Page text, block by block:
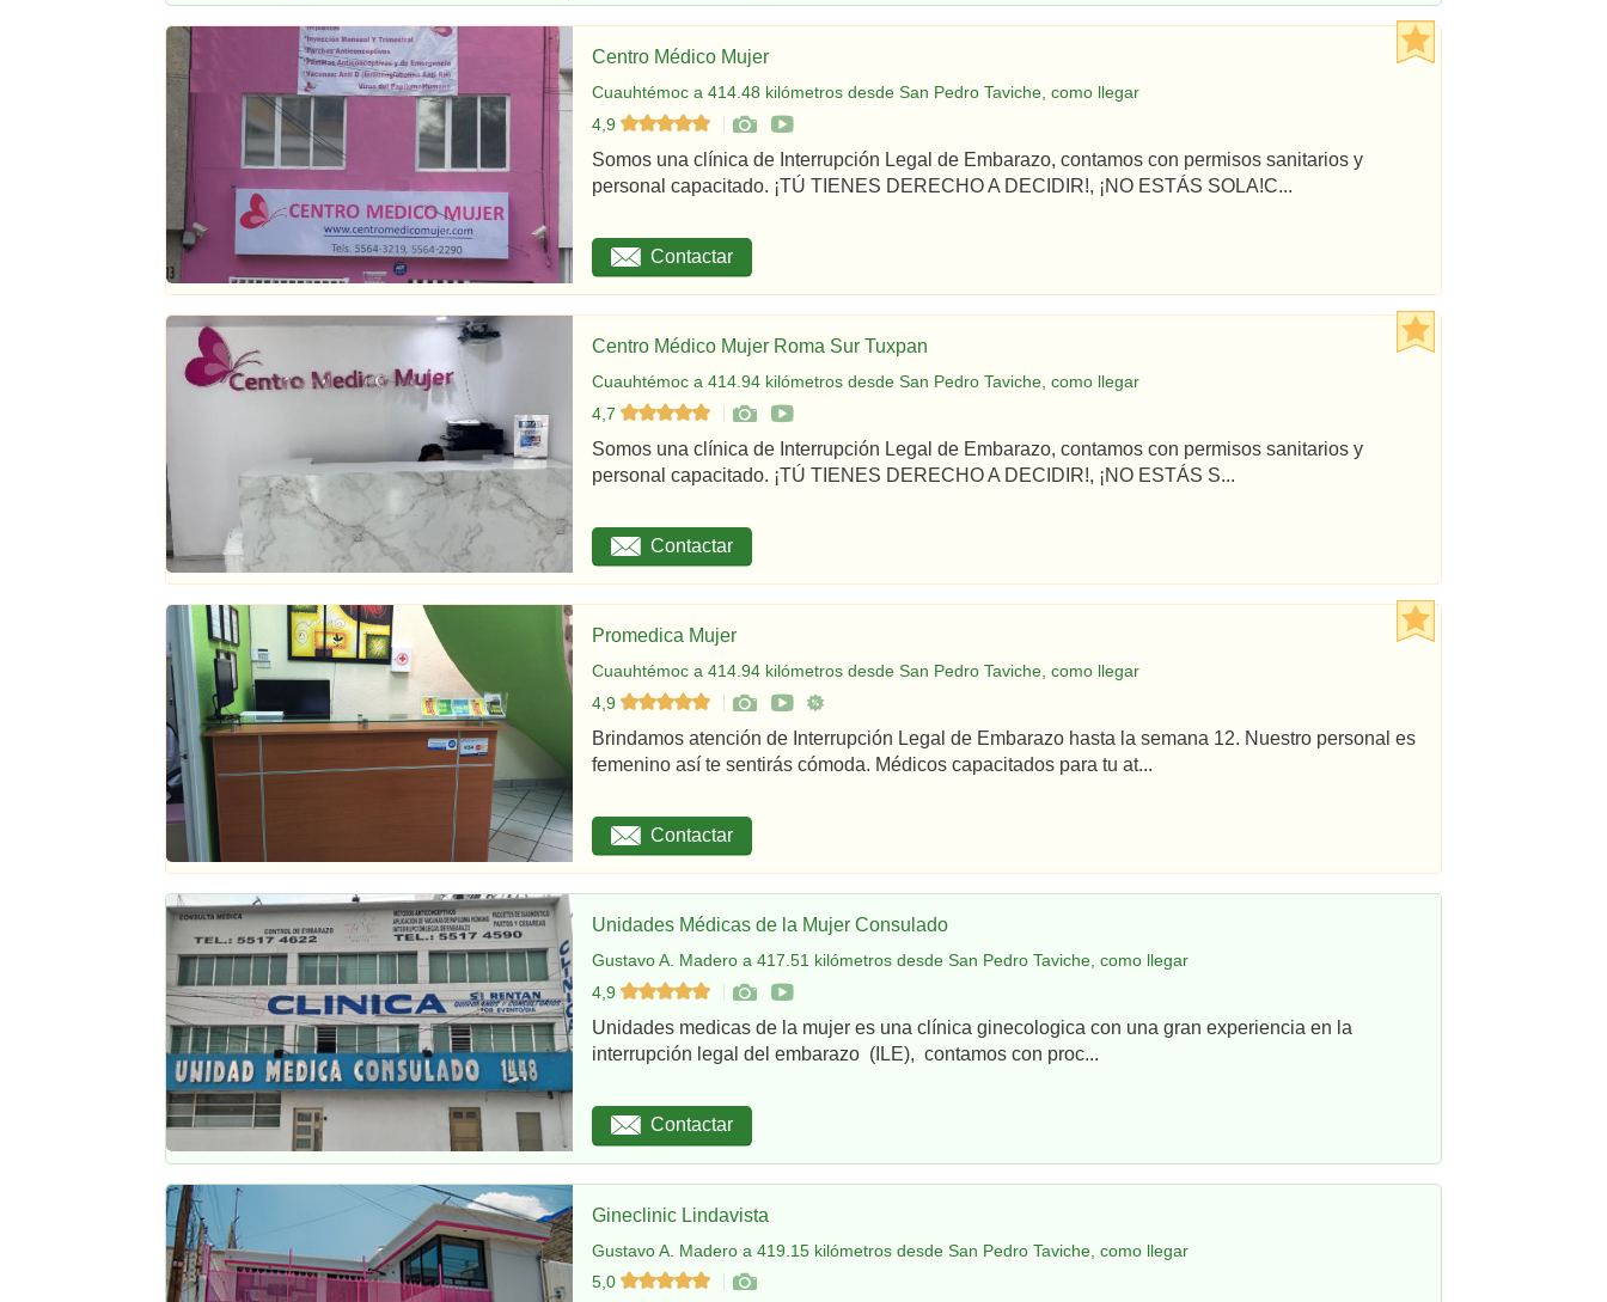
Centro Médico Mujer
Cuauhtémoc a 414.48 kilómetros desde San Pedro Taviche, como llegar
4,9
Somos una clínica de Interrupción Legal de Embarazo, contamos con permisos sanitarios y
personal capacitado. ¡TÚ TIENES DERECHO A DECIDIR!, ¡NO ESTÁS SOLA!C...
Contactar
Centro Médico Mujer Roma Sur Tuxpan
Cuauhtémoc a 414.94 kilómetros desde San Pedro Taviche, como llegar
4,7
Somos una clínica de Interrupción Legal de Embarazo, contamos con permisos sanitarios y
personal capacitado. ¡TÚ TIENES DERECHO A DECIDIR!, ¡NO ESTÁS S...
Contactar
Promedica Mujer
Cuauhtémoc a 414.94 kilómetros desde San Pedro Taviche, como llegar
4,9
Brindamos atención de Interrupción Legal de Embarazo hasta la semana 12. Nuestro personal es
femenino así te sentirás cómoda. Médicos capacitados para tu at...
Contactar
Unidades Médicas de la Mujer Consulado
Gustavo A. Madero a 417.51 kilómetros desde San Pedro Taviche, como llegar
4,9
Unidades medicas de la mujer es una clínica ginecologica con una gran experiencia en la
interrupción legal del embarazo (ILE), contamos con proc...
Contactar
Gineclinic Lindavista
Gustavo A. Madero a 419.15 kilómetros desde San Pedro Taviche, como llegar
5,0